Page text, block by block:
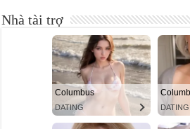
Nhà tài trợ